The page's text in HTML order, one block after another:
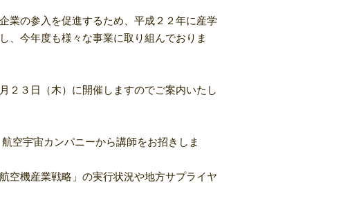
業の参入を促進するため、平成２２年に産学
、今年度も様々な事業に取り組んでおりま
３日（木）に開催しますのでご案内いたし
空宇宙カンパニーから講師をお招きしま
空機産業戦略」の実行状況や地方サプライヤ